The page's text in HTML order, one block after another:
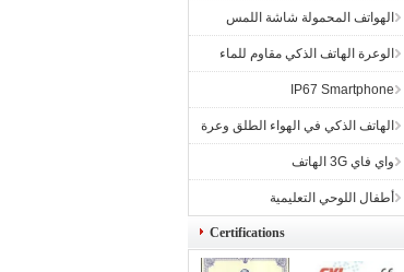
الهواتف المحمولة شاشة اللمس
الوعرة الهاتف الذكي مقاوم للماء
IP67 Smartphone
الهاتف الذكي في الهواء الطلق وعرة
واي فاي 3G الهاتف
أطفال اللوحي التعليمية
Certifications